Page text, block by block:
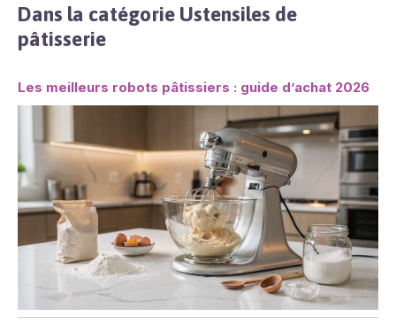
Dans la catégorie Ustensiles de
pâtisserie
Les meilleurs robots pâtissiers : guide d’achat 2026